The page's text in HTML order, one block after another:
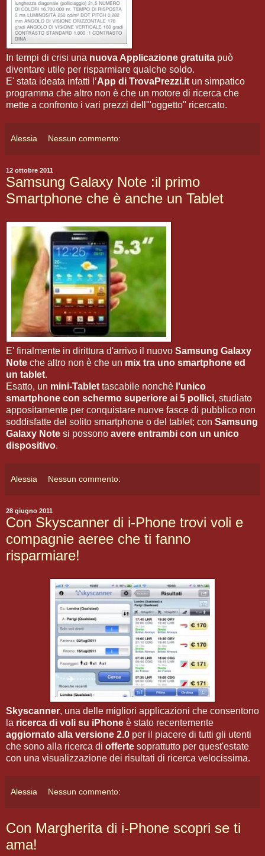
In tempi di crisi una nuova Applicazione gratuita può
diventare utile per risparmiare qualche soldo.
E' stata ideata infatti l’App di TrovaPrezzi.it un simpatico
programma che altro non è che un motore di ricerca che
mette a confronto i vari prezzi dell'"oggetto" ricercato.
Alessia Nessun commento:
12 ottobre 2011
Samsung Galaxy Note :il primo
Smartphone che è anche un Tablet
E' finalmente in dirittura d'arrivo il nuovo Samsung Galaxy
Note che altro non è che un mix tra uno smartphone ed
un tablet.
Esatto, un mini-Tablet tascabile nonchè l'unico
smartphone con schermo superiore ai 5 pollici, studiato
appositamente per conquistare nuove fasce di pubblico non
soddisfatte del solito smartphone o del tablet; con Samsung
Galaxy Note si possono avere entrambi con un unico
dispositivo.
Alessia Nessun commento:
28 giugno 2011
Con Skyscanner di i-Phone trovi voli e
compagnie aeree che ti fanno
risparmiare!
Skyscanner, una delle migliori applicazioni che consentono
la ricerca di voli su iPhone è stato recentemente
aggiornato alla versione 2.0 per il piacere di tutti gli utenti
che sono alla ricerca di offerte soprattutto per quest'estate
con una visualizzazione dei risultati di ricerca velocissima.
Alessia Nessun commento:
Con Margherita di i-Phone scopri se ti
ama!